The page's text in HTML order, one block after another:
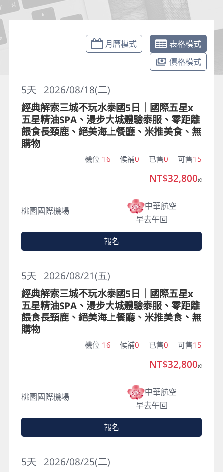
月曆模式
表格模式
價格模式
2026/08/18(二)
5天
經典解索三城不玩水泰國5日｜國際五星x
五星精油SPA、漫步大城體驗泰服、零距離
餵食長頸鹿、絕美海上餐廳、米推美食、無
購物
機位 16 候補0 已售0 可售15
桃園國際機場
中華航空
早去午回
NT$32,800起
報名
2026/08/21(五)
5天
經典解索三城不玩水泰國5日｜國際五星x
五星精油SPA、漫步大城體驗泰服、零距離
餵食長頸鹿、絕美海上餐廳、米推美食、無
購物
機位 16 候補0 已售0 可售15
桃園國際機場
中華航空
早去午回
NT$32,800起
報名
2026/08/25(二)
5天